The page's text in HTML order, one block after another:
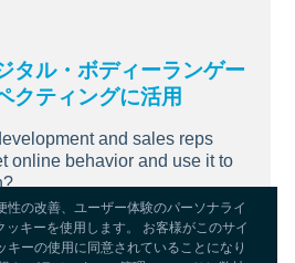
性の改善、ユーザー体験のパーソナライ
ッキーを使用します。 お客様がこのサイ
キーの使用に同意されていることになり
タル・ボディーランゲー
クティングに活用
and sales reps
online behavior and use it to
続きを